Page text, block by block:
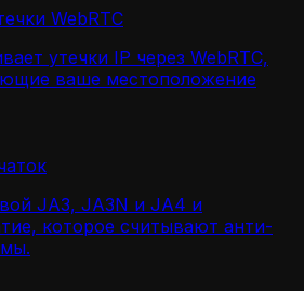
WebRTC
утечки IP через WebRTC,
ваше местоположение
JA3, JA3N и JA4 и
которое считывают анти-